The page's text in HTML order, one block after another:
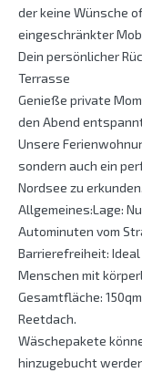
der keine Wünsche
eingeschränkter
Dein persönlicher
Terrasse
Genieße private
den Abend
Unsere
sondern auch ein
Nordsee zu erkunden.
Allgemeines:Lage:
Autominuten vom
Barrierefreiheit:
Menschen mit
Gesamtfläche:
Reetdach.
Wäschepakete
hinzugebucht